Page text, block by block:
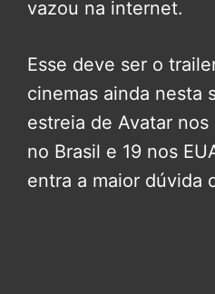
vazou na internet.
Esse deve ser o
cinemas ainda nesta
estreia de Avatar nos
no Brasil e 19 nos
entra a maior dúvida